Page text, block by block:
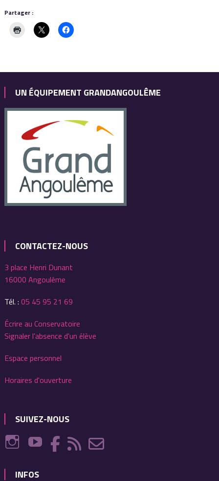
Partager :
UN ÉQUIPEMENT GRANDANGOULÊME
CONTACTEZ-NOUS
3 place Henri Dunant
16000 Angoulême
Tél. : 05 45 95 21 69
Écrire au Conservatoire
Signaler l'absence d'un élève
Espace personnel
Horaires d'ouverture
SUIVEZ-NOUS
INFOS